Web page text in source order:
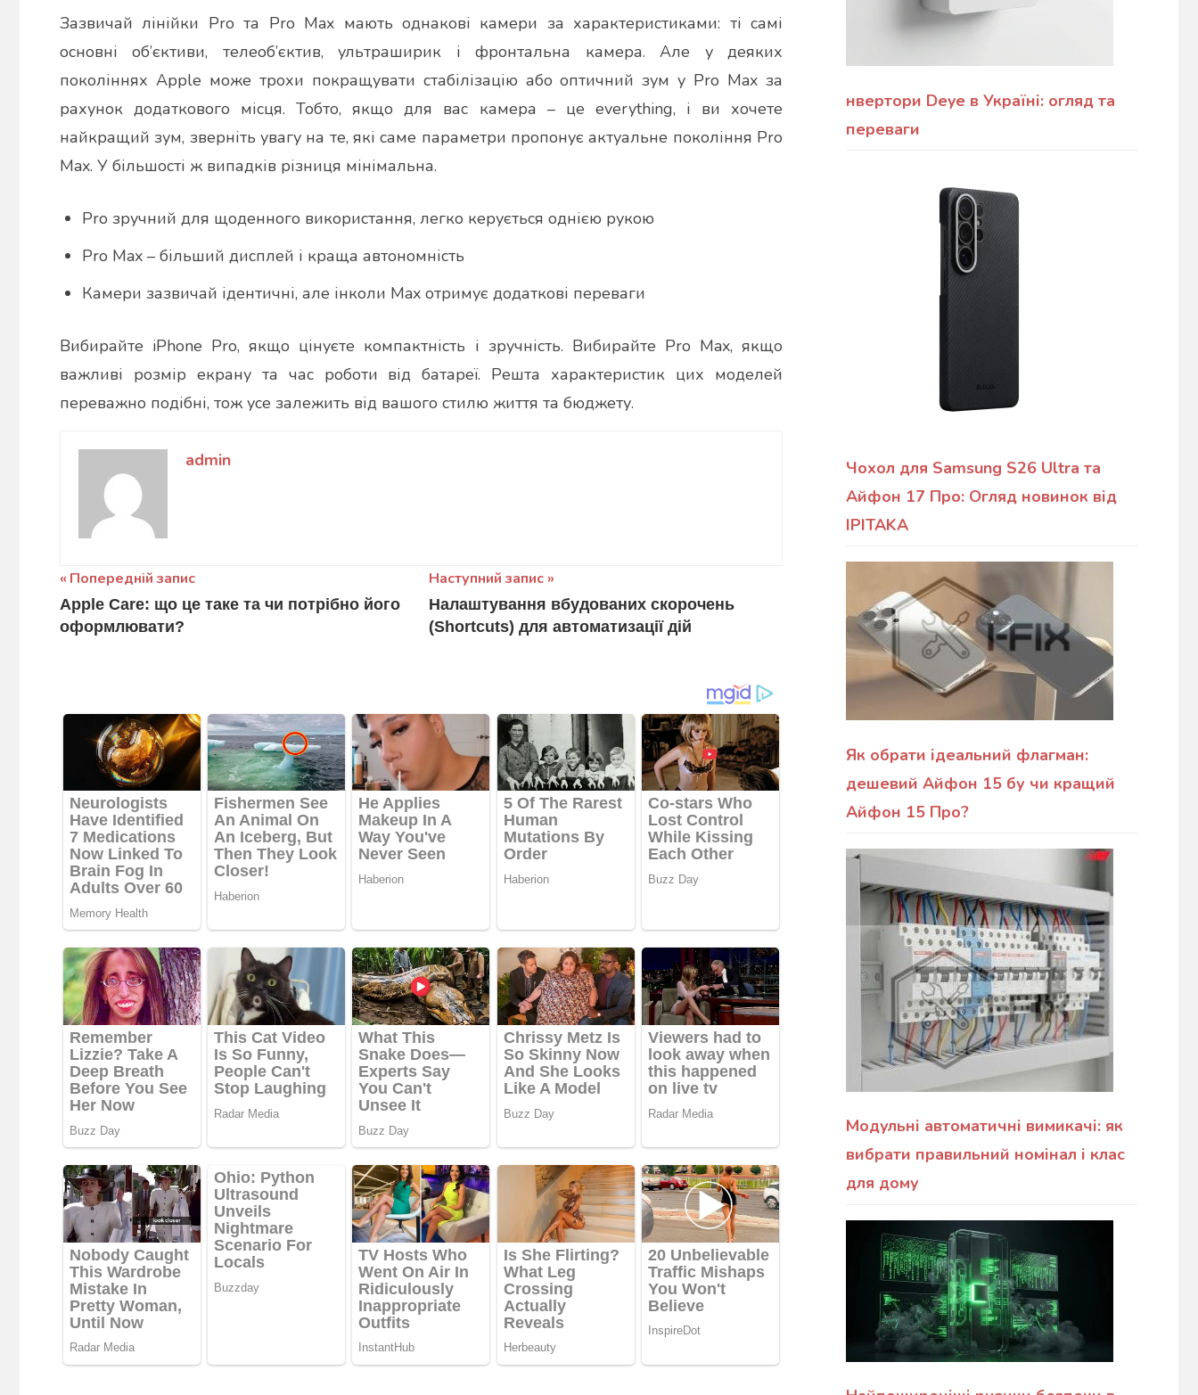
Зазвичай лінійки Pro та Pro Max мають однакові камери за характеристиками: ті самі
основні об’єктиви, телеоб’єктив, ультраширик і фронтальна камера. Але у деяких
поколіннях Apple може трохи покращувати стабілізацію або оптичний зум у Pro Max за
рахунок додаткового місця. Тобто, якщо для вас камера – це everything, і ви хочете
найкращий зум, зверніть увагу на те, які саме параметри пропонує актуальне покоління Pro
Max. У більшості ж випадків різниця мінімальна.
Pro зручний для щоденного використання, легко керується однією рукою
Pro Max – більший дисплей і краща автономність
Камери зазвичай ідентичні, але інколи Max отримує додаткові переваги
Вибирайте iPhone Pro, якщо цінуєте компактність і зручність. Вибирайте Pro Max, якщо
важливі розмір екрану та час роботи від батареї. Решта характеристик цих моделей
переважно подібні, тож усе залежить від вашого стилю життя та бюджету.
admin
Навігація
записів
Попередній запис
Apple Care: що це таке та чи потрібно його
оформлювати?
Наступний запис
Налаштування вбудованих скорочень
(Shortcuts) для автоматизації дій
нвертори Deye в Україні: огляд та
переваги
Чохол для Samsung S26 Ultra та
Айфон 17 Про: Огляд новинок від
IPITAKA
Як обрати ідеальний флагман:
дешевий Айфон 15 бу чи кращий
Айфон 15 Про?
Модульні автоматичні вимикачі: як
вибрати правильний номінал і клас
для дому